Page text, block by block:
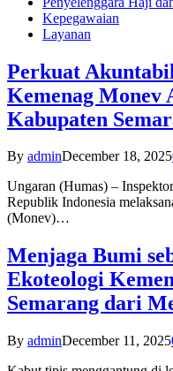
Kepegawaian
Layanan
Perkuat
Kemenag Monev
Kabupaten
By adminDecember 18, 2025
Ungaran (Humas) –
Republik Indonesia
(Monev)…
Menjaga Bumi
Ekoteologi
Semarang dari
By adminDecember 11, 2025